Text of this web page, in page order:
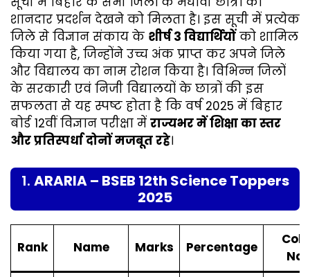
शानदार प्रदर्शन देखने को मिलता है। इस सूची में प्रत्येक
जिले से विज्ञान संकाय के शीर्ष 3 विद्यार्थियों को शामिल
किया गया है, जिन्होंने उच्च अंक प्राप्त कर अपने जिले
और विद्यालय का नाम रोशन किया है। विभिन्न जिलों
के सरकारी एवं निजी विद्यालयों के छात्रों की इस
सफलता से यह स्पष्ट होता है कि वर्ष 2025 में बिहार
बोर्ड 12वीं विज्ञान परीक्षा में राज्यभर में शिक्षा का स्तर
और प्रतिस्पर्धा दोनों मजबूत रहे।
1. ARARIA – BSEB 12th Science Toppers
2025
Rank Name Marks Percentage